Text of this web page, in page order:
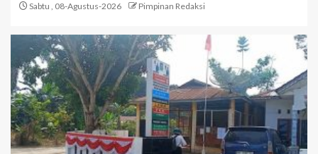
Sabtu , 08-Agustus-2026 Pimpinan Redaksi